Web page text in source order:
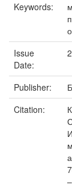
Keywords:
Issue
Date:
Publisher:
Citation: